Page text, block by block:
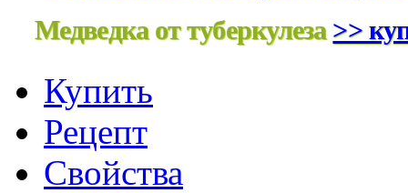
Медведка от туберкулеза >>
Купить
Рецепт
Свойства